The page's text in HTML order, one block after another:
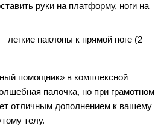
руки на платформу, ноги на
легкие наклоны к прямой ноге (2
помощник» в комплексной
палочка, но при грамотном
отличным дополнением к вашему
телу.